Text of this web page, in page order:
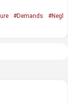
#Demands
#Negl